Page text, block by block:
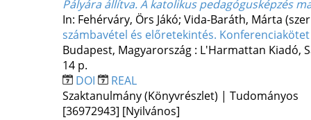
Pályára állítva. A katolikus pedagógusképzés
In: Fehérváry, Örs Jákó; Vida-Baráth, Márta
számbavétel és előretekintés. Konferenciakötet
Budapest, Magyarország : L'Harmattan Kiadó,
14 p.
DOI
REAL
Szaktanulmány (Könyvrészlet) | Tudományos
[36972943] [Nyilvános]